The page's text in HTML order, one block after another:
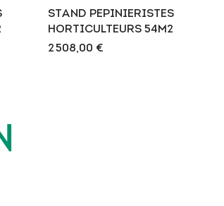
Aperçu rapide
STAND PEPINIERISTES
HORTICULTEURS 54M2
Prix
2 508,00 €